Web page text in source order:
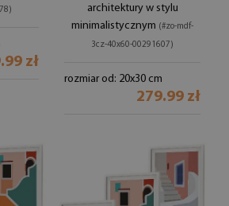
zł
architektury w stylu
minimalistycznym (#zo-mdf-
3cz-40x60-00291607)
rozmiar od: 20x30 cm
279.99 zł